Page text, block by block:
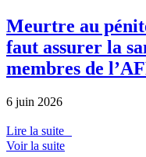
Meurtre au
faut assurer la
membres de
6 juin 2026
Lire la suite
Voir la suite